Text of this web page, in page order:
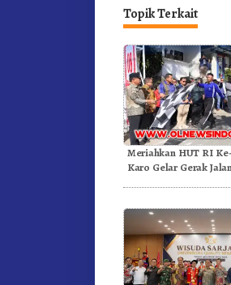
Topik Terkait
Meriahkan HUT RI
Karo Gelar Gerak